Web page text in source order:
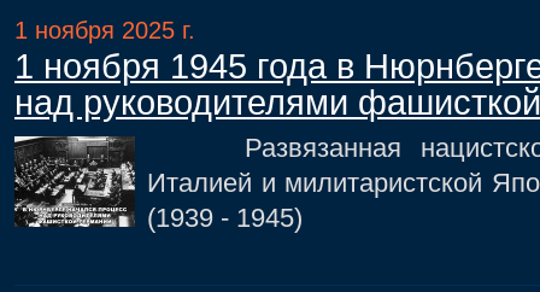
1 ноября 2025 г.
1 ноября 1945 года в
над руководителями
Развязанная
Италией и милитаристской
(1939 - 1945)